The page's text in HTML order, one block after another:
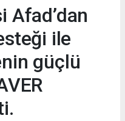
Afad’dan
ile
güçlü